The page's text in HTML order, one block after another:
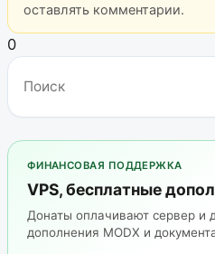
оставлять комментарии.
0
ФИНАНСОВАЯ ПОДДЕРЖКА
VPS, бесплатные
Донаты оплачивают сервер и
дополнения MODX и